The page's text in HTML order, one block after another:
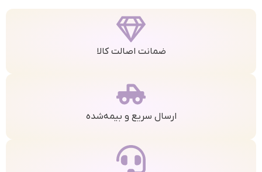
ضمانت اصالت کالا
ارسال سریع و بیمه‌شده